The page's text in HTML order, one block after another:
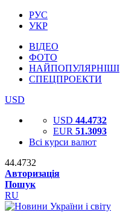
РУС
УКР
ВІДЕО
ФОТО
НАЙПОПУЛЯРНІШІ
СПЕЦПРОЕКТИ
USD
USD 44.4732
EUR 51.3093
Всі курси валют
44.4732
Авторизація
Пошук
RU